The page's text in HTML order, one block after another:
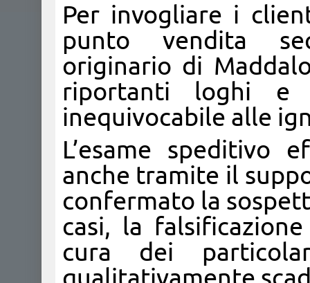
Per invogliare i
punto vendita
originario di
riportanti loghi e
inequivocabile alle
L’esame speditivo
anche tramite il
confermato la
casi, la
cura dei
qualitativamente